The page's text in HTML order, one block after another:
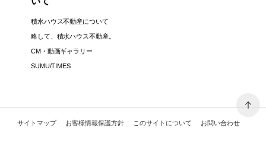
積水ハウス不動産について
略して、積水ハウス不動産。
CM・動画ギャラリー
SUMU/TIMES
サイトマップ お客様情報保護方針 このサイトについて お問い合わせ